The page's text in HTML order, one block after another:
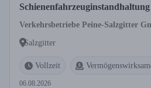
Schienenfahrzeuginstandhaltung
Güterwagen (w/m/d)
Verkehrsbetriebe Peine-Salzgitter
Salzgitter
Vollzeit
06.08.2026